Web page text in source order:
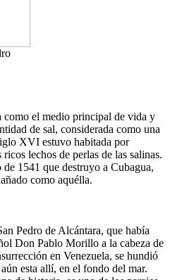
como el medio principal de vida y
de sal, considerada como una
XVI estuvo habitada por
lechos de perlas de las salinas.
1541 que destruyo a Cubagua,
como aquélla.
Pedro de Alcántara, que había
Don Pablo Morillo a la cabeza de
en Venezuela, se hundió
esta allí, en el fondo del mar.